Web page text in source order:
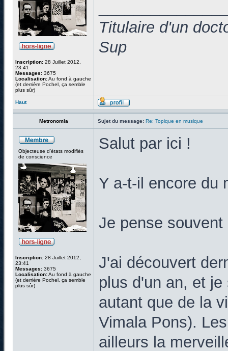
Inscription: 28 Juillet 2012,
23:41
Messages: 3675
Localisation:Au fond à gauche
(et derrière Pochel, ça semble
plus sûr)
Titulaire d'un
Sup
Haut
Metronomia Sujet du message: Re: Topique en musique
Objecteuse d'états modifiés
de conscience
Inscription: 28 Juillet 2012,
23:41
Messages: 3675
Localisation:Au fond à gauche
(et derrière Pochel, ça semble
plus sûr)
Salut par ici !
Y a-t-il encore du
Je pense
J'ai découvert
plus d'un an, et
autant que de la
Vimala Pons).
ailleurs la